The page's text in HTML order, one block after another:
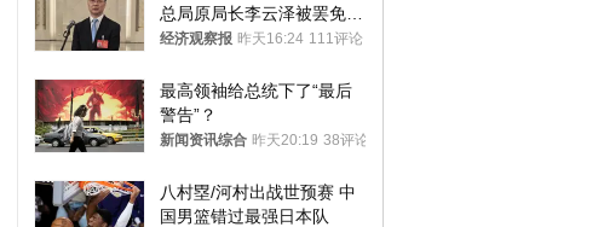
总局原局长李云泽被罢免全
国人大代表
经济观察报 昨天16:24 111评论
最高领袖给总统下了“最后
警告”？
新闻资讯综合 昨天20:19 38评论
八村塁/河村出战世预赛 中
国男篮错过最强日本队